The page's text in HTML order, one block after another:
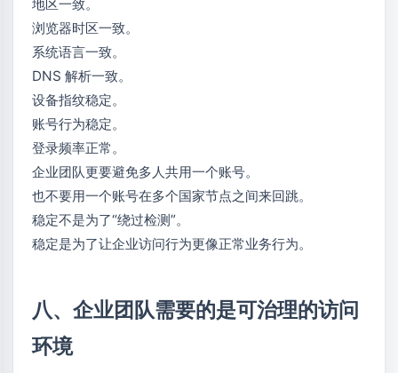
地区一致。
浏览器时区一致。
系统语言一致。
DNS 解析一致。
设备指纹稳定。
账号行为稳定。
登录频率正常。
企业团队更要避免多人共用一个账号。
也不要用一个账号在多个国家节点之间来回跳。
稳定不是为了“绕过检测”。
稳定是为了让企业访问行为更像正常业务行为。
八、企业团队需要的是可治理的访问
环境